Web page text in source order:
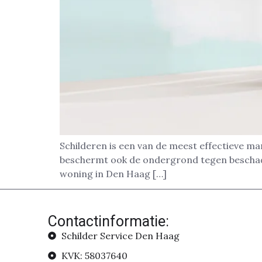
Schilderen is een van de meest effectieve
beschermt ook de ondergrond tegen
woning in Den Haag […]
Contactinformatie:
Schilder Service Den Haag
KVK: 58037640